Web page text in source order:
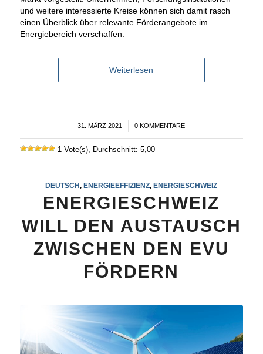
und weitere interessierte Kreise können sich damit rasch
einen Überblick über relevante Förderangebote im
Energiebereich verschaffen.
Weiterlesen
31. MÄRZ 2021
/ 0 KOMMENTARE
1 Vote(s), Durchschnitt: 5,00
DEUTSCH, ENERGIEEFFIZIENZ, ENERGIESCHWEIZ
ENERGIESCHWEIZ
WILL DEN AUSTAUSCH
ZWISCHEN DEN EVU
FÖRDERN